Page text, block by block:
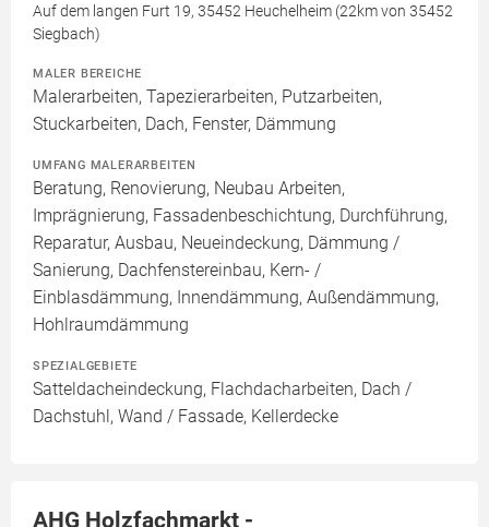
Auf dem langen Furt 19, 35452 Heuchelheim (22km von 35452
Siegbach)
MALER BEREICHE
Malerarbeiten, Tapezierarbeiten, Putzarbeiten,
Stuckarbeiten, Dach, Fenster, Dämmung
UMFANG MALERARBEITEN
Beratung, Renovierung, Neubau Arbeiten,
Imprägnierung, Fassadenbeschichtung, Durchführung,
Reparatur, Ausbau, Neueindeckung, Dämmung /
Sanierung, Dachfenstereinbau, Kern- /
Einblasdämmung, Innendämmung, Außendämmung,
Hohlraumdämmung
SPEZIALGEBIETE
Satteldacheindeckung, Flachdacharbeiten, Dach /
Dachstuhl, Wand / Fassade, Kellerdecke
AHG Holzfachmarkt -